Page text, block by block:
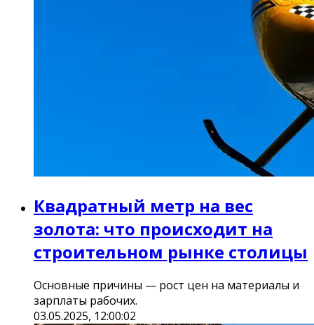
Квадратный метр на вес
золота: что происходит на
строительном рынке столицы
Основные причины — рост цен на материалы и
зарплаты рабочих.
03.05.2025, 12:00:02